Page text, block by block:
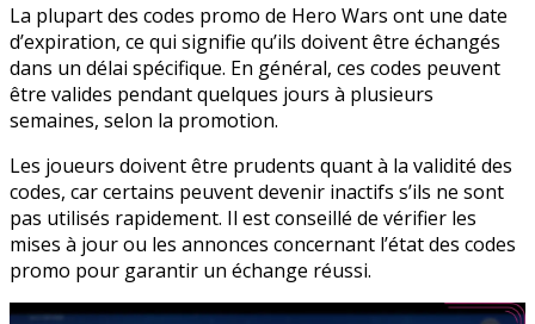
La plupart des codes promo de Hero Wars ont une date
d’expiration, ce qui signifie qu’ils doivent être échangés
dans un délai spécifique. En général, ces codes peuvent
être valides pendant quelques jours à plusieurs
semaines, selon la promotion.
Les joueurs doivent être prudents quant à la validité des
codes, car certains peuvent devenir inactifs s’ils ne sont
pas utilisés rapidement. Il est conseillé de vérifier les
mises à jour ou les annonces concernant l’état des codes
promo pour garantir un échange réussi.